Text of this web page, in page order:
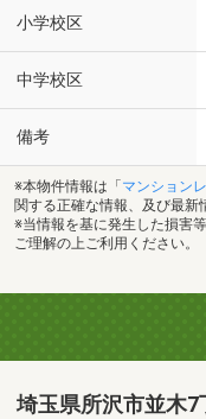
小学校区
中学校区
備考
※本物件情報は「 マンション
関する正確な情報、及び最新
※当情報を基に発生した損害
ご理解の上ご利用ください。
埼玉県所沢市並木